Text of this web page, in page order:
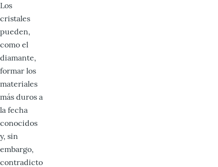
Los
cristales
pueden,
como el
diamante,
formar los
materiales
más duros a
la fecha
conocidos
y, sin
embargo,
contradicto